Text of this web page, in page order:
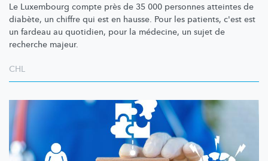
Le Luxembourg compte près de 35 000 personnes atteintes de
diabète, un chiffre qui est en hausse. Pour les patients, c'est est
un fardeau au quotidien, pour la médecine, un sujet de
recherche majeur.
CHL